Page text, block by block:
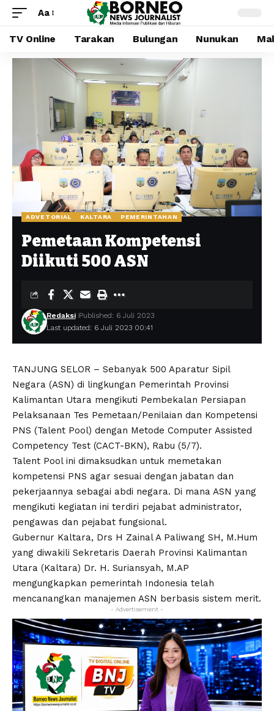
Aa
TV Online Tarakan Bulungan Nunukan
ADVETORIAL KALTARA PEMERINTAHAN
Pemetaan Kompetensi
Diikuti 500 ASN
Last updated: 6 Juli 2023 00:41
Redaksi Published: 6 Juli 2023
TANJUNG SELOR – Sebanyak 500 Aparatur Sipil
Negara (ASN) di lingkungan Pemerintah Provinsi
Kalimantan Utara mengikuti Pembekalan Persiapan
Pelaksanaan Tes Pemetaan/Penilaian dan Kompetensi
PNS (Talent Pool) dengan Metode Computer Assisted
Competency Test (CACT-BKN), Rabu (5/7).
Talent Pool ini dimaksudkan untuk memetakan
kompetensi PNS agar sesuai dengan jabatan dan
pekerjaannya sebagai abdi negara. Di mana ASN yang
mengikuti kegiatan ini terdiri pejabat administrator,
pengawas dan pejabat fungsional.
Gubernur Kaltara, Drs H Zainal A Paliwang SH, M.Hum
yang diwakili Sekretaris Daerah Provinsi Kalimantan
Utara (Kaltara) Dr. H. Suriansyah, M.AP
mengungkapkan pemerintah Indonesia telah
mencanangkan manajemen ASN berbasis sistem merit.
- Advertisement -